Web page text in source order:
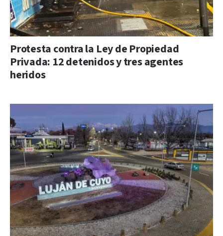
Protesta contra la Ley de Propiedad
Privada: 12 detenidos y tres agentes
heridos